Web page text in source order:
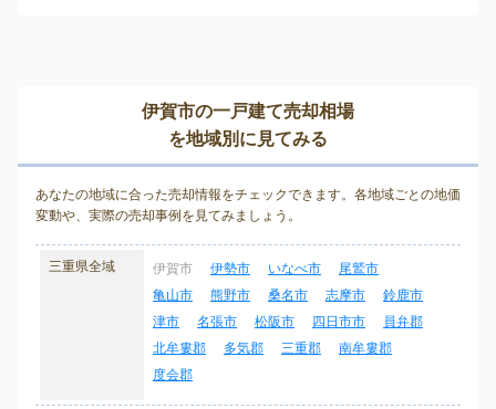
伊賀市の一戸建て売却相場
を地域別に見てみる
あなたの地域に合った売却情報をチェックできます。各地域ごとの地価
変動や、実際の売却事例を見てみましょう。
三重県全域 伊賀市 伊勢市 いなべ市
尾鷲市
亀山市
熊野市 桑名市 志摩市
鈴鹿市
津市
名張市 松阪市 四日市市
員弁郡
北牟婁郡
多気郡 三重郡
南牟婁郡
度会郡